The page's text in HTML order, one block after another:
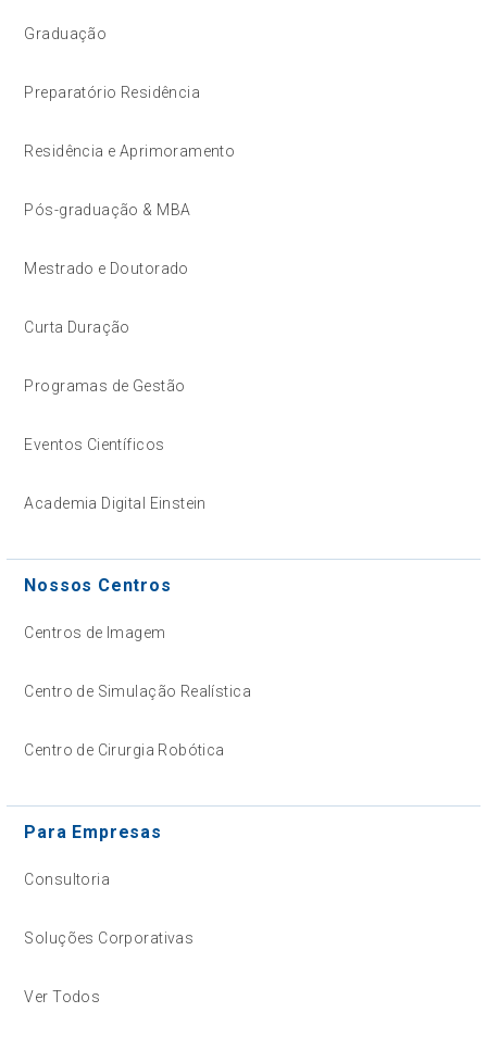
Graduação
Preparatório Residência
Residência e Aprimoramento
Pós-graduação & MBA
Mestrado e Doutorado
Curta Duração
Programas de Gestão
Eventos Científicos
Academia Digital Einstein
Nossos Centros
Centros de Imagem
Centro de Simulação Realística
Centro de Cirurgia Robótica
Para Empresas
Consultoria
Soluções Corporativas
Ver Todos